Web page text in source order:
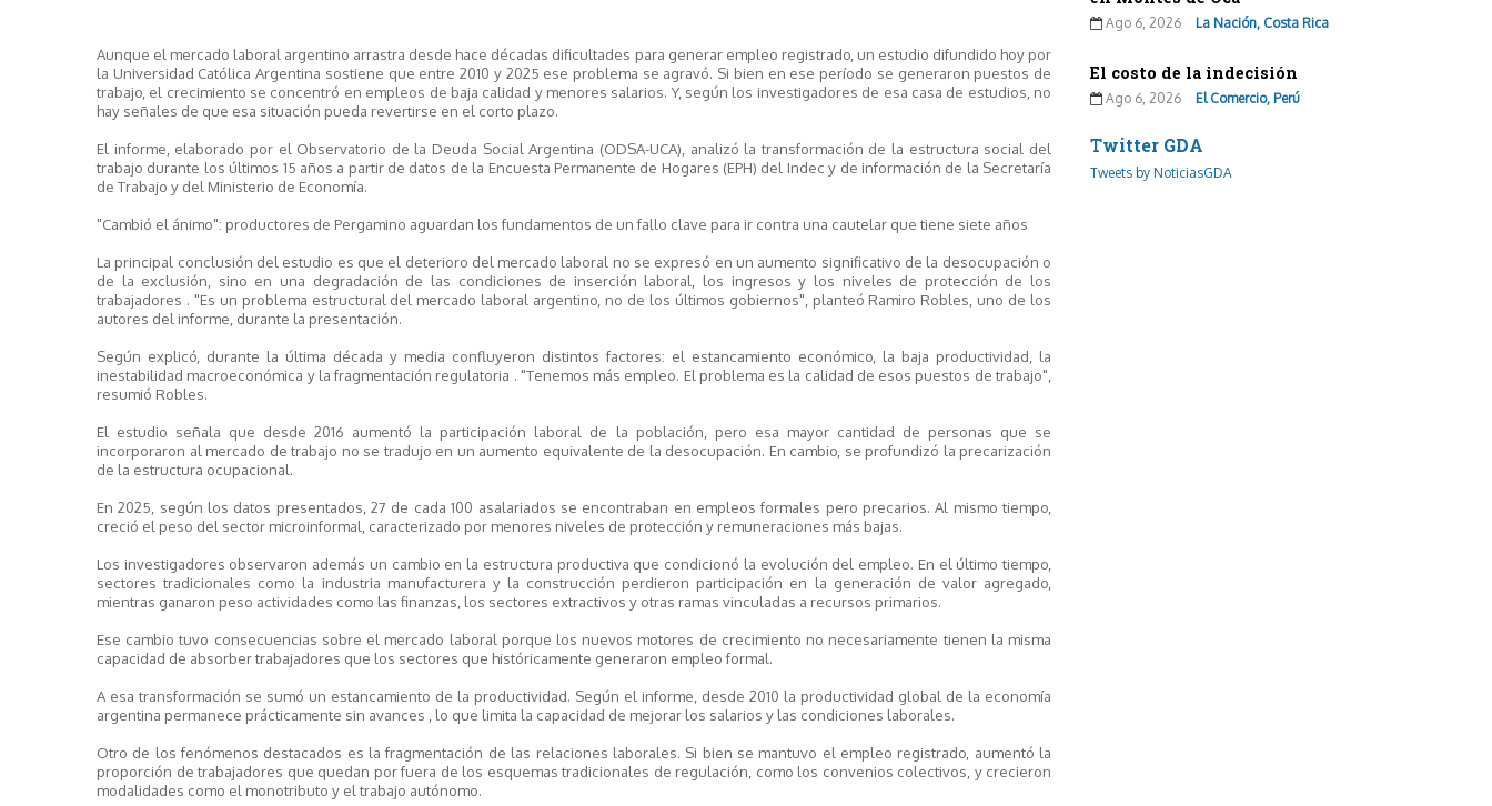
Aunque el mercado laboral argentino arrastra desde hace décadas dificultades para generar empleo registrado, un estudio difundido hoy por
la Universidad Católica Argentina sostiene que entre 2010 y 2025 ese problema se agravó. Si bien en ese período se generaron puestos de
trabajo, el crecimiento se concentró en empleos de baja calidad y menores salarios. Y, según los investigadores de esa casa de estudios, no
hay señales de que esa situación pueda revertirse en el corto plazo.
El informe, elaborado por el Observatorio de la Deuda Social Argentina (ODSA-UCA), analizó la transformación de la estructura social del
trabajo durante los últimos 15 años a partir de datos de la Encuesta Permanente de Hogares (EPH) del Indec y de información de la Secretaría
de Trabajo y del Ministerio de Economía.
"Cambió el ánimo": productores de Pergamino aguardan los fundamentos de un fallo clave para ir contra una cautelar que tiene siete años
La principal conclusión del estudio es que el deterioro del mercado laboral no se expresó en un aumento significativo de la desocupación o
de la exclusión, sino en una degradación de las condiciones de inserción laboral, los ingresos y los niveles de protección de los
trabajadores . "Es un problema estructural del mercado laboral argentino, no de los últimos gobiernos", planteó Ramiro Robles, uno de los
autores del informe, durante la presentación.
Según explicó, durante la última década y media confluyeron distintos factores: el estancamiento económico, la baja productividad, la
inestabilidad macroeconómica y la fragmentación regulatoria . "Tenemos más empleo. El problema es la calidad de esos puestos de trabajo",
resumió Robles.
El estudio señala que desde 2016 aumentó la participación laboral de la población, pero esa mayor cantidad de personas que se
incorporaron al mercado de trabajo no se tradujo en un aumento equivalente de la desocupación. En cambio, se profundizó la precarización
de la estructura ocupacional.
En 2025, según los datos presentados, 27 de cada 100 asalariados se encontraban en empleos formales pero precarios. Al mismo tiempo,
creció el peso del sector microinformal, caracterizado por menores niveles de protección y remuneraciones más bajas.
Los investigadores observaron además un cambio en la estructura productiva que condicionó la evolución del empleo. En el último tiempo,
sectores tradicionales como la industria manufacturera y la construcción perdieron participación en la generación de valor agregado,
mientras ganaron peso actividades como las finanzas, los sectores extractivos y otras ramas vinculadas a recursos primarios.
Ese cambio tuvo consecuencias sobre el mercado laboral porque los nuevos motores de crecimiento no necesariamente tienen la misma
capacidad de absorber trabajadores que los sectores que históricamente generaron empleo formal.
A esa transformación se sumó un estancamiento de la productividad. Según el informe, desde 2010 la productividad global de la economía
argentina permanece prácticamente sin avances , lo que limita la capacidad de mejorar los salarios y las condiciones laborales.
Otro de los fenómenos destacados es la fragmentación de las relaciones laborales. Si bien se mantuvo el empleo registrado, aumentó la
proporción de trabajadores que quedan por fuera de los esquemas tradicionales de regulación, como los convenios colectivos, y crecieron
modalidades como el monotributo y el trabajo autónomo.
Ago 6, 2026 La Nación, Costa Rica
El costo de la indecisión
Ago 6, 2026 El Comercio, Perú
Twitter GDA
Tweets by NoticiasGDA